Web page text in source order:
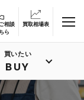
相談
ら
買取相場表
買いたい
BUY